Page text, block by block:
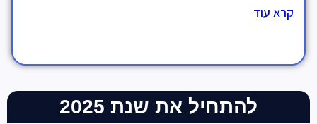
קרא עוד
להתחיל את שנת 2025